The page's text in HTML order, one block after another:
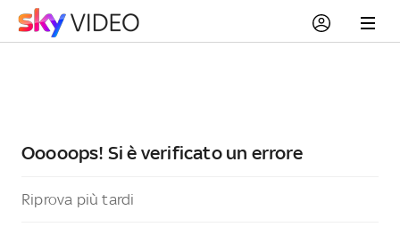
Ooooops! Si è verificato un errore
Riprova più tardi